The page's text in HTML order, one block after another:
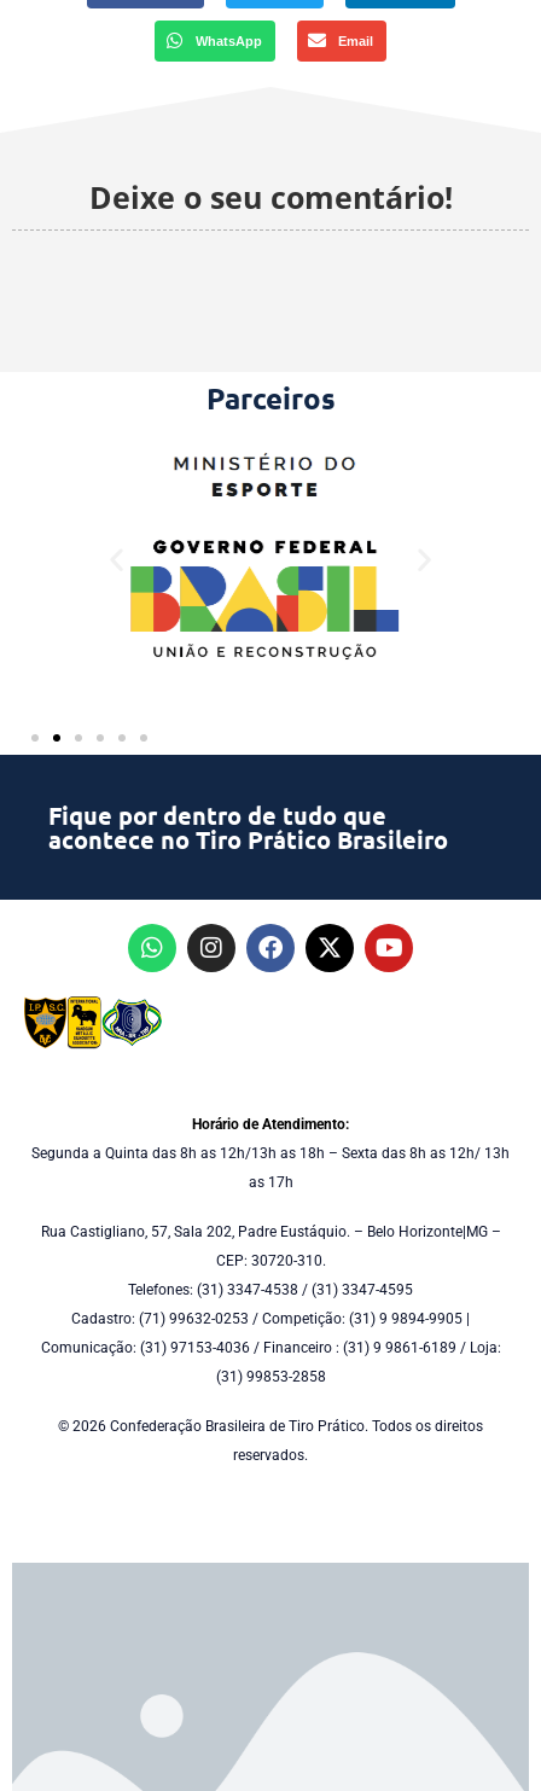
WhatsApp Email
Deixe o seu comentário!
Parceiros
Fique por dentro de tudo que
acontece no Tiro Prático Brasileiro
Horário de Atendimento:
Segunda a Quinta das 8h as 12h/13h as 18h – Sexta das 8h as 12h/ 13h
as 17h
Rua Castigliano, 57, Sala 202, Padre Eustáquio. – Belo Horizonte|MG –
CEP: 30720-310.
Telefones: (31) 3347-4538 / (31) 3347-4595
Cadastro: (71) 99632-0253 / Competição: (31) 9 9894-9905 |
Comunicação: (31) 97153-4036 / Financeiro : (31) 9 9861-6189 / Loja:
(31) 99853-2858
© 2026 Confederação Brasileira de Tiro Prático. Todos os direitos
reservados.